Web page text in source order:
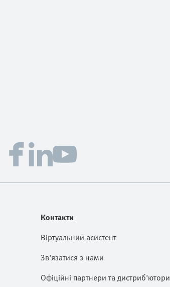
Контакти
Віртуальний асистент
Зв'язатися з нами
Офіційні партнери та дистриб'ютори